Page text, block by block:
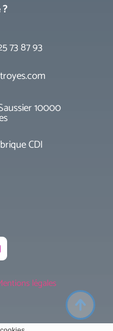
73 87 93
10000
CDI
légales